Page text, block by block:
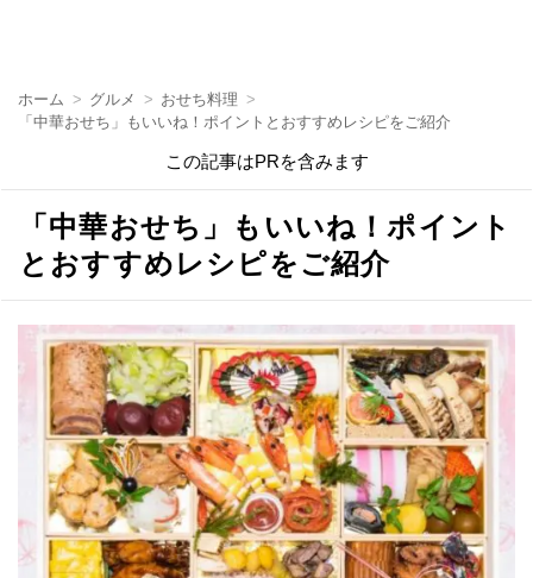
ホーム グルメ
おせち料理
「中華おせち」もいいね！ポイントとおすすめレシピをご紹介
この記事はPRを含みます
「中華おせち」もいいね！ポイント
とおすすめレシピをご紹介